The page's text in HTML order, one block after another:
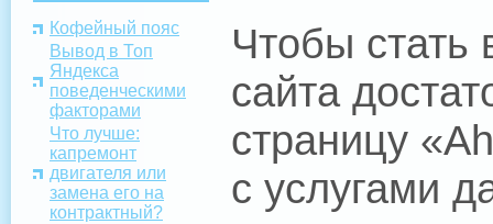
Кофейный пояс
Вывод в Топ
Яндекса
поведенческими
факторами
Что лучше:
капремонт
двигателя или
замена его на
контрактный?
Чтобы
сайта
страницу
с услугами